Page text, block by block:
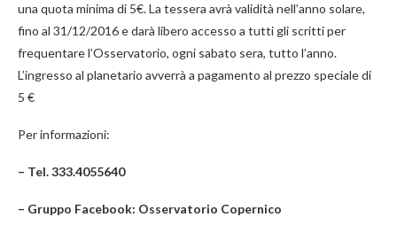
una quota minima di 5€. La tessera avrà validità nell’anno solare,
fino al 31/12/2016 e darà libero accesso a tutti gli scritti per
frequentare l’Osservatorio, ogni sabato sera, tutto l’anno.
L’ingresso al planetario avverrà a pagamento al prezzo speciale di
5 €
Per informazioni:
– Tel. 333.4055640
– Gruppo Facebook: Osservatorio Copernico